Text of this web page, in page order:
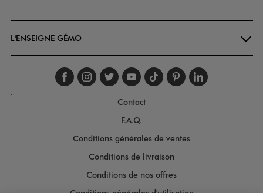
L'ENSEIGNE GÉMO
Suivez-nous sur
Suivez-nous sur
Suivez-nous sur
Suivez-nous
Suivez-nous
Suivez-
.
Contact
F.A.Q.
Conditions générales de ventes
Conditions de livraison
Conditions de nos offres